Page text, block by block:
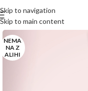
Skip to navigation
Skip to main content
NEMA
NA Z
ALIHI